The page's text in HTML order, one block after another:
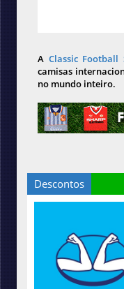
A Classic Football
camisas
no mundo inteiro.
Descontos